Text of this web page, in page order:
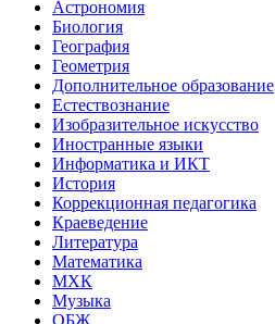
Астрономия
Биология
География
Геометрия
Дополнительное образование
Естествознание
Изобразительное искусство
Иностранные языки
Информатика и ИКТ
История
Коррекционная педагогика
Краеведение
Литература
Математика
МХК
Музыка
ОБЖ